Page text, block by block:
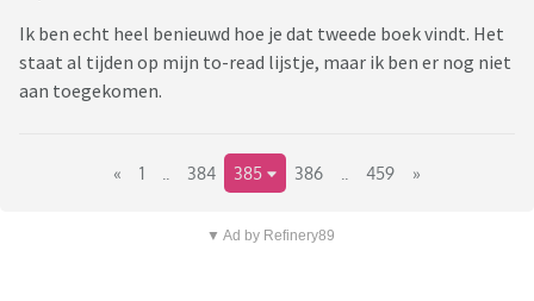
Ik ben echt heel benieuwd hoe je dat tweede boek vindt. Het
staat al tijden op mijn to-read lijstje, maar ik ben er nog niet
aan toegekomen.
« 1 384 385 386 459 »
▼ Ad by Refinery89